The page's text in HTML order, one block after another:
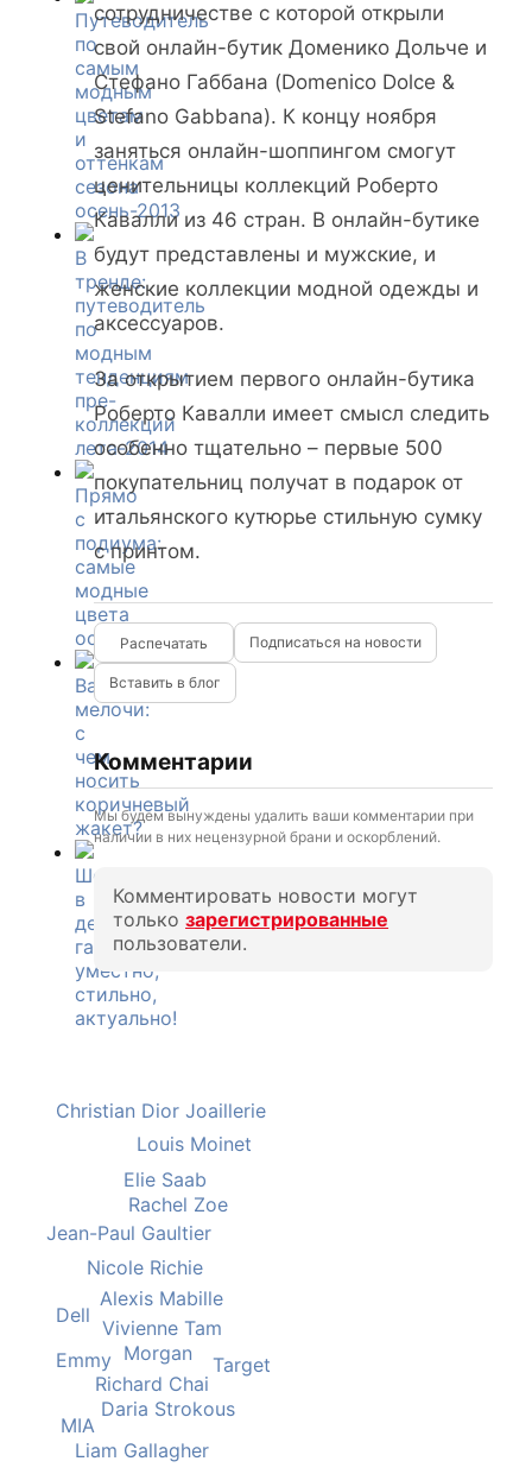
Путеводитель
по
самым
модным
цветам
и
оттенкам
сезона
осень-2013
В
тренде:
путеводитель
по
модным
тенденциям
пре-
коллекций
лета-2014
Прямо
с
подиума:
самые
модные
цвета
осени-2012
Важные
мелочи:
с
чем
носить
коричневый
жакет?
Шорты
в
деловом
гардеробе:
уместно,
стильно,
актуально!
Morgan
Vivienne Tam
Richard Chai
Daria Strokous
Alexis Mabille
Nicole Richie
Liam Gallagher
Jean-Paul Gaultier
Rachel Zoe
Elie Saab
Louis Moinet
Target
Dell
MIA
Christian Dior Joaillerie
Emmy
сотрудничестве с которой открыли
свой онлайн-бутик Доменико Дольче и
Стефано Габбана (Domenico Dolce &
Stefano Gabbana). К концу ноября
заняться онлайн-шоппингом смогут
ценительницы коллекций Роберто
Кавалли из 46 стран. В онлайн-бутике
будут представлены и мужские, и
женские коллекции модной одежды и
аксессуаров.
За открытием первого онлайн-бутика
Роберто Кавалли имеет смысл следить
особенно тщательно – первые 500
покупательниц получат в подарок от
итальянского кутюрье стильную сумку
с принтом.
Подписаться на новости
Вставить в блог
Комментарии
Мы будем вынуждены удалить ваши комментарии при
наличии в них нецензурной брани и оскорблений.
Комментировать новости могут
толькозарегистрированные
пользователи.